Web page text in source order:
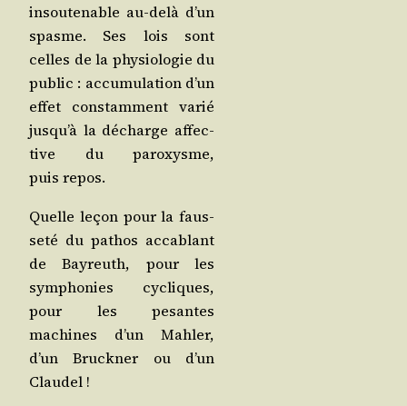
insou­te­nable au-delà d’un
spasme. Ses lois sont
celles de la phy­sio­lo­gie du
public : accu­mu­la­tion d’un
effet constam­ment varié
jusqu’à la décharge affec­
tive du paroxysme,
puis repos.
Quelle leçon pour la faus­
se­té du pathos acca­blant
de Bay­reuth, pour les
sym­pho­nies cycliques,
pour les pesantes
machines d’un Mah­ler,
d’un Bru­ck­ner ou d’un
Claudel !